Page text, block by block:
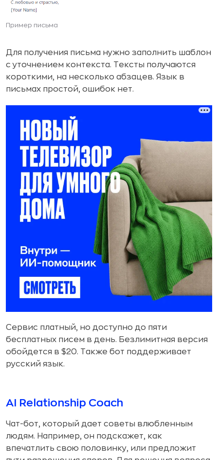
Пример письма
Для получения письма нужно заполнить шаблон
с уточнением контекста. Тексты получаются
короткими, на несколько абзацев. Язык в
письмах простой, ошибок нет.
Сервис платный, но доступно до пяти
бесплатных писем в день. Безлимитная версия
обойдется в $20. Также бот поддерживает
русский язык.
AI Relationship Coach
Чат-бот, который дает советы влюбленным
людям. Например, он подскажет, как
впечатлить свою половинку, или предложит